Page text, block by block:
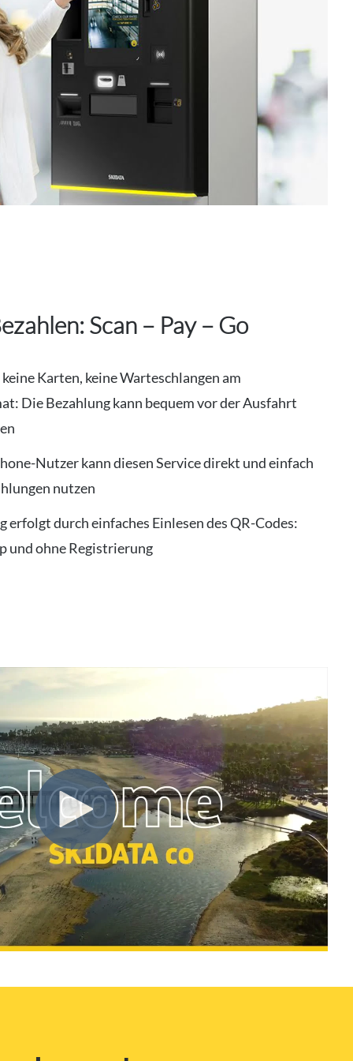
Scan – Pay – Go
Karten, keine Warteschlangen am
Die Bezahlung kann bequem vor der Ausfahrt
Nutzer kann diesen Service direkt und einfach
nutzen
erfolgt durch einfaches Einlesen des QR-Codes:
und ohne Registrierung